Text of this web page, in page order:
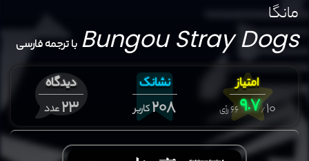
مانگا
Bungou Stray Dogs با ترجمه فارسی
امتیاز
10
/
9.7
66رأی
نشانک
208کاربر
دیدگاه
23عدد